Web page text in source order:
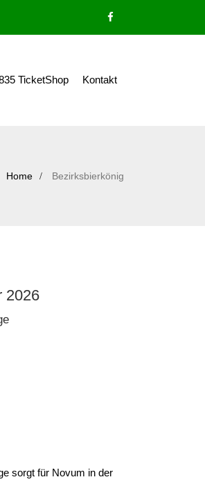
TicketShop Kontakt
Home Bezirksbierkönig
2026
sorgt für Novum in der